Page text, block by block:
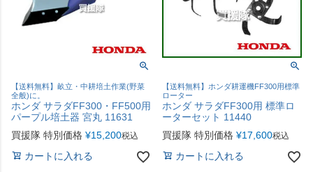
【送料無料】畝立・中耕培土作業(野菜
全般)に。
ホンダ サラダFF300・FF500用
パープル培土器 宮丸 11631
買援隊 特別価格 ¥15,200税込
カートに入れる
【送料無料】ホンダ耕運機FF300用標準
ローター
ホンダ サラダFF300用 標準ロ
ーターセット 11440
買援隊 特別価格 ¥17,600税込
カートに入れる